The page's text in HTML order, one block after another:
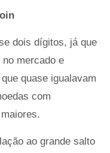
dois dígitos, já que
mercado e
quase igualavam
com
ao grande salto